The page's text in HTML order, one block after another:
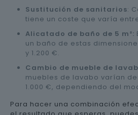
Sustitución de sanitarios:
tiene un coste que varía
Alicatado de baño de 5 m²:
un baño de estas
y 1.200 €.
Cambio de mueble de
muebles de lavabo varían
1.000 €, dependiendo del
Para hacer una combinación